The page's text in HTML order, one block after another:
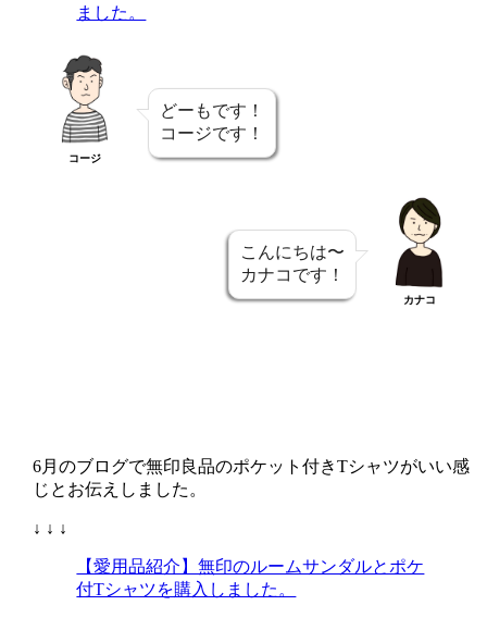
ました。
コージ
どーもです！
コージです！
こんにちは〜
カナコです！
カナコ
6月のブログで無印良品のポケット付きTシャツがいい感
じとお伝えしました。
↓ ↓ ↓
【愛用品紹介】無印のルームサンダルとポケ
付Tシャツを購入しました。